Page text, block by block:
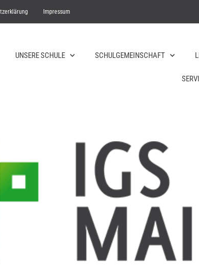
Impressum
UNSERE SCHULE SCHULGEMEINSCHAFT